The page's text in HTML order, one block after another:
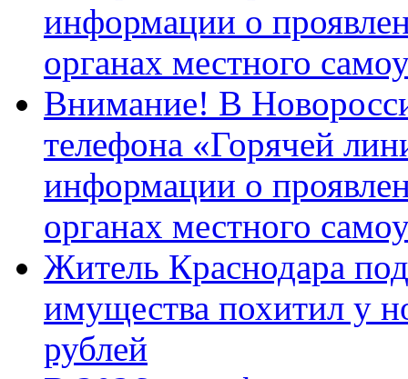
информации о
органах местного
Внимание! В
телефона «Горячей
информации о
органах местного
Житель Краснодара
имущества похитил у
рублей